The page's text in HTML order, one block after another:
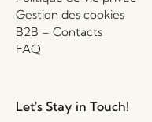
Gestion des cookies
B2B – Contacts
FAQ
Let's Stay in Touch!